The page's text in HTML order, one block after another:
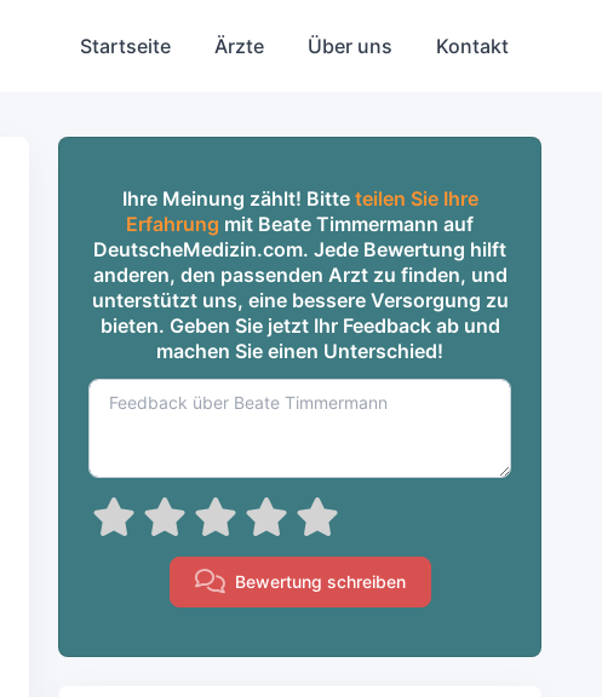
Startseite Ärzte Über uns Kontakt
Ihre Meinung zählt! Bitte teilen Sie Ihre
Erfahrung mit Beate Timmermann auf
DeutscheMedizin.com. Jede Bewertung hilft
anderen, den passenden Arzt zu finden, und
unterstützt uns, eine bessere Versorgung zu
bieten. Geben Sie jetzt Ihr Feedback ab und
machen Sie einen Unterschied!
Bewertung schreiben